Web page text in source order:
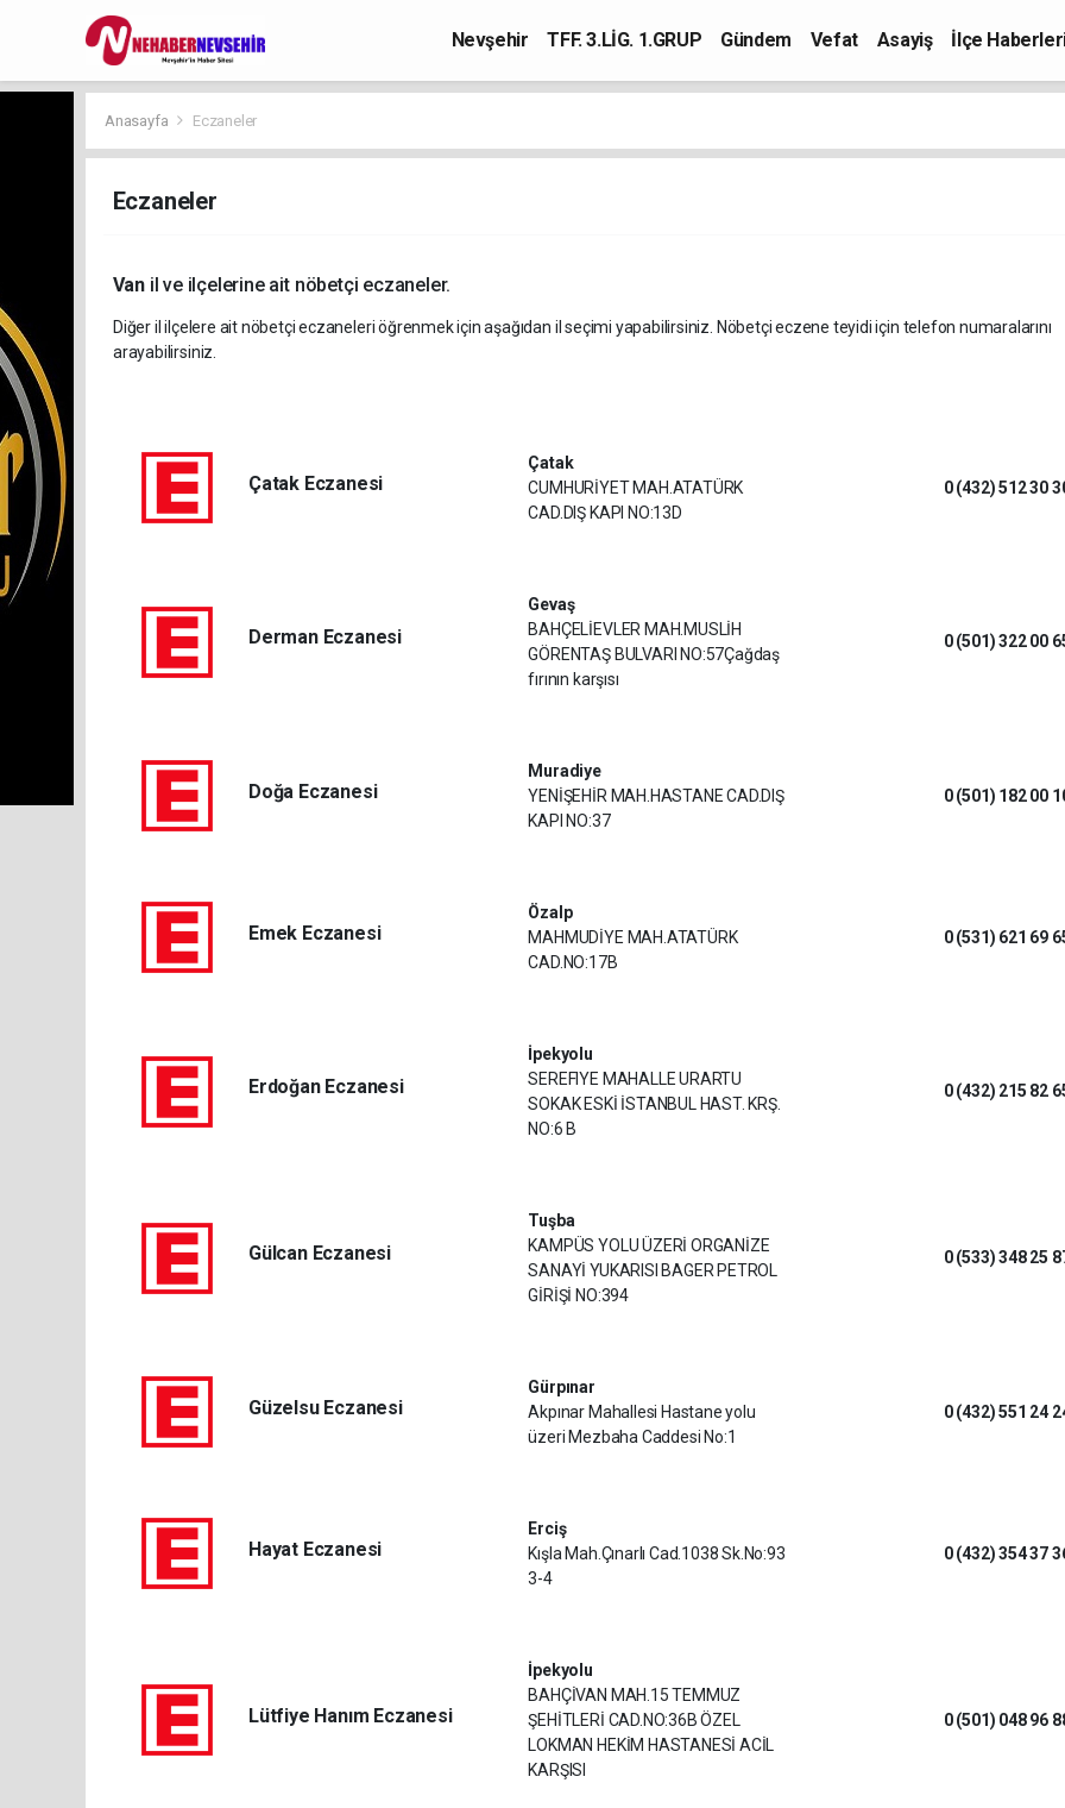
Nevşehir TFF. 3.LİG. 1.GRUP Gündem Vefat Asayiş İlçe
Anasayfa Eczaneler
Eczaneler
Vanil ve ilçelerine ait nöbetçi eczaneler.
Diğer il ilçelere ait nöbetçi eczaneleri öğrenmek için aşağıdan il seçimi yapabilirsiniz. Nöbetçi eczene teyidi için telefon numaralarını
arayabilirsiniz.
Çatak Eczanesi
Çatak
CUMHURİYET MAH.ATATÜRK
CAD.DIŞ KAPI NO:13D
0 (432) 512 30
Derman Eczanesi
Gevaş
BAHÇELİEVLER MAH.MUSLİH
GÖRENTAŞ BULVARI NO:57Çağdaş
fırının karşısı
0 (501) 322 00
Doğa Eczanesi
Muradiye
YENİŞEHİR MAH.HASTANE CAD.DIŞ
KAPI NO:37
0 (501) 182 00
Emek Eczanesi
Özalp
MAHMUDİYE MAH.ATATÜRK
CAD.NO:17B
0 (531) 621 69
Erdoğan Eczanesi
İpekyolu
SEREFIYE MAHALLE URARTU
SOKAK ESKİ İSTANBUL HAST. KRŞ.
NO:6 B
0 (432) 215 82
Gülcan Eczanesi
Tuşba
KAMPÜS YOLU ÜZERİ ORGANİZE
SANAYİ YUKARISI BAGER PETROL
GİRİŞİ NO:394
0 (533) 348 25
Güzelsu Eczanesi
Gürpınar
Akpınar Mahallesi Hastane yolu
üzeri Mezbaha Caddesi No:1
0 (432) 551 24
Hayat Eczanesi
Erciş
Kışla Mah.Çınarlı Cad.1038 Sk.No:93
3-4
0 (432) 354 37
Lütfiye Hanım Eczanesi
İpekyolu
BAHÇİVAN MAH.15 TEMMUZ
ŞEHİTLERİ CAD.NO:36B ÖZEL
LOKMAN HEKİM HASTANESİ ACİL
KARŞISI
0 (501) 048 96